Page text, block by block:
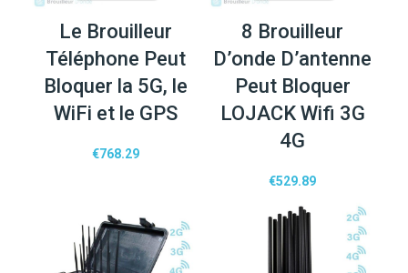
Le Brouilleur
Téléphone Peut
Bloquer la 5G, le
WiFi et le GPS
€768.29
8 Brouilleur
D’onde D’antenne
Peut Bloquer
LOJACK Wifi 3G
4G
€529.89